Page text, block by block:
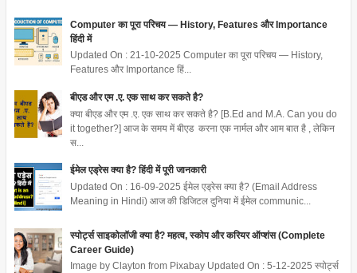
Computer का पूरा परिचय — History, Features और Importance
हिंदी में
Updated On : 21-10-2025 Computer का पूरा परिचय — History,
Features और Importance हिं...
बीएड और एम .ए. एक साथ कर सकते है?
क्या बीएड और एम .ए. एक साथ कर सकते है? [B.Ed and M.A. Can you do
it together?] आज के समय में बीएड करना एक नार्मल और आम बात है , लेकिन
स...
ईमेल एड्रेस क्या है? हिंदी में पूरी जानकारी
Updated On : 16-09-2025 ईमेल एड्रेस क्या है? (Email Address
Meaning in Hindi) आज की डिजिटल दुनिया में ईमेल communic...
स्पोर्ट्स साइकोलॉजी क्या है? महत्व, स्कोप और करियर ऑप्शंस (Complete
Career Guide)
Image by Clayton from Pixabay Updated On : 5-12-2025 स्पोर्ट्स